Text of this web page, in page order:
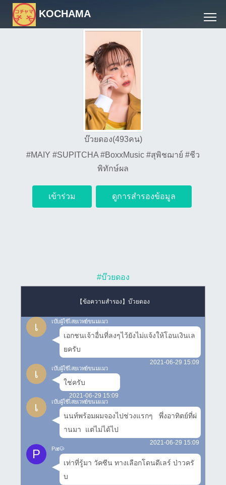
KOCHAMA
บ๊วยดอง(493คน)
#MAIY #SUPITCHA #BoxxMusic #สุพิชฌาย์ #ชีว
พิทักษ์ผล
เข้าร่วม ดูการสำรองข้อมูล
#บ๊วยดอง
【ข้อความสำรอง】บ๊วยดอง
เ เบ๊บผู้ใช้ไสยเวทย์ขนมแมว
เอกชนเจ้าอื่นที่ลงๆไว้ยังไม่แจ้งให้โอนเงินเล
ยครับ
2021-06-29 15:09
เ เบ๊บผู้ใช้ไสยเวทย์ขนมแมว
ใช่ครับ
2021-06-29 15:09
เ เบ๊บผู้ใช้ไสยเวทย์ขนมแมว
นนท์พร้อมผมจองไปช่วงแรกๆ   พึ่งอาทิตย์ที่ผ่
านมา  แต่ไม่ได้ไป
2021-06-29 15:09
P Pat🐶
เท่าที่รู้มา วัคซีน ทางเลือกโดนดีเลร์ ป่าวครั
บ